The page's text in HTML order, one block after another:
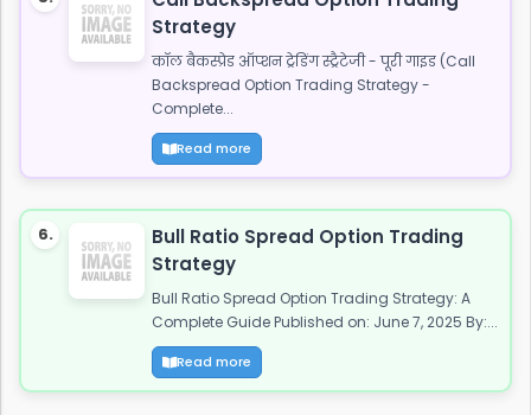
Strategy
कॉल बैकस्प्रेड ऑप्शन ट्रेडिंग स्ट्रैटेजी - पूरी गाइड (Call
Backspread Option Trading Strategy -
Complete...
Read more
6.
Bull Ratio Spread Option Trading
Strategy
Bull Ratio Spread Option Trading Strategy: A
Complete Guide Published on: June 7, 2025 By:...
Read more